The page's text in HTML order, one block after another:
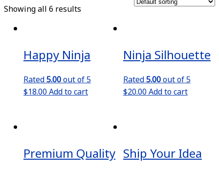
Showing all 6 results
Happy Ninja
Rated5.00out of 5
$18.00Add to cart
Ninja Silhouette
Rated5.00out of 5
$20.00Add to cart
Premium Quality Ship Your Idea